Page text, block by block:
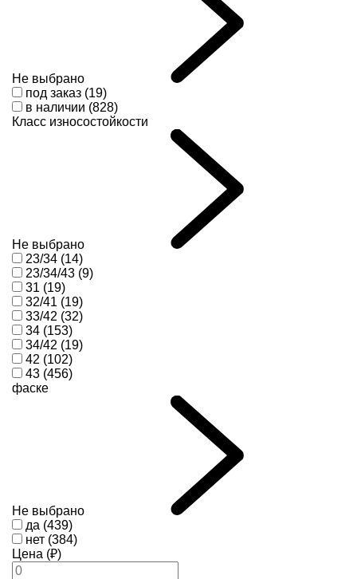
Не выбрано
под заказ (19)
в наличии (828)
Класс износостойкости
Не выбрано
23/34 (14)
23/34/43 (9)
31 (19)
32/41 (19)
33/42 (32)
34 (153)
34/42 (19)
42 (102)
43 (456)
фаске
Не выбрано
да (439)
нет (384)
Цена (₽)